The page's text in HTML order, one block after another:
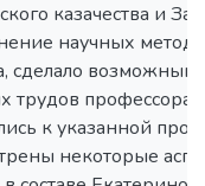
казачества и
научных
сделало возможным
трудов профессора,
к указанной
некоторые